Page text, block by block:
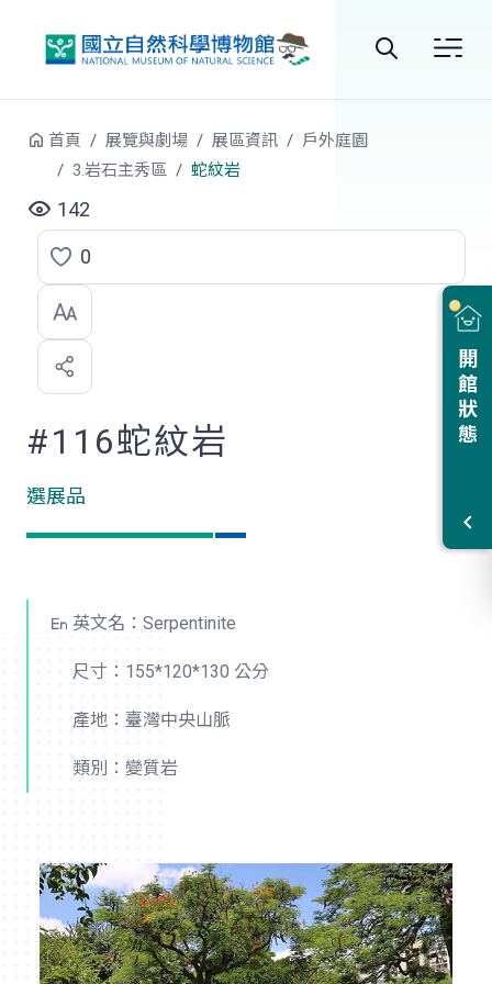
開館狀態
首頁 展覽與劇場 展區資訊
戶外庭園
3.岩石主秀區
蛇紋岩
142
點
選
喜
歡
0
#116蛇紋岩
選展品
英文名：Serpentinite
尺寸：155*120*130 公分
產地：臺灣中央山脈
類別：變質岩